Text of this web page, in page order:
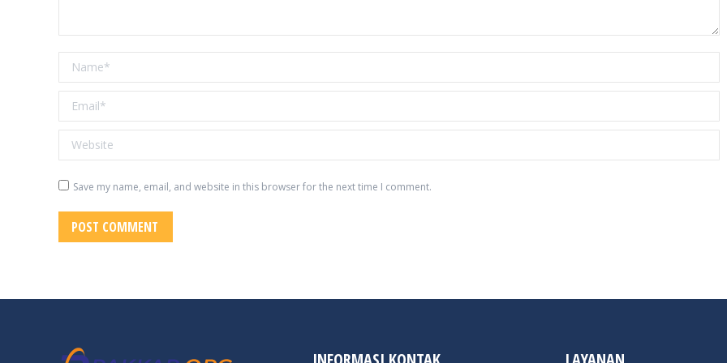
Name *
Email *
Website
Save my name, email, and website in this browser for the next time I comment.
POST COMMENT